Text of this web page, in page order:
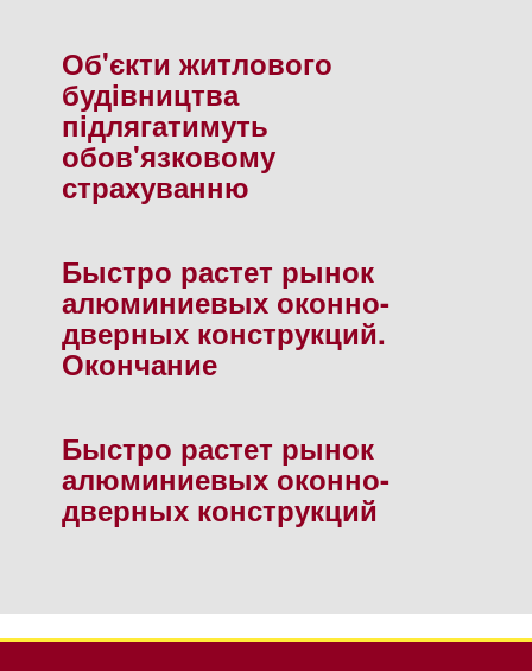
Об'єкти житлового
будiвництва
пiдлягатимуть
обов'язковому
страхуванню
Быстро растет рынок
алюминиевых оконно-
дверных конструкций.
Окончание
Быстро растет рынок
алюминиевых оконно-
дверных конструкций